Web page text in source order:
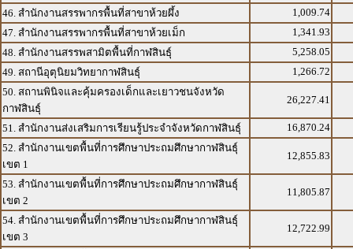
46. สำนักงานสรรพากรพื้นที่สาขาห้วยผึ้ง
1,009.74
47. สำนักงานสรรพากรพื้นที่สาขาห้วยเม็ก
1,341.93
48. สำนักงานสรรพสามิตพื้นที่กาฬสินธุ์
5,258.05
49. สถานีอุตุนิยมวิทยากาฬสินธุ์
1,266.72
50. สถานพินิจและคุ้มครองเด็กและเยาวชนจังหวัด
กาฬสินธุ์
26,227.41
51. สำนักงานส่งเสริมการเรียนรู้ประจำจังหวัดกาฬสินธุ์
16,870.24
52. สำนักงานเขตพื้นที่การศึกษาประถมศึกษากาฬสินธุ์
เขต 1
12,855.83
53. สำนักงานเขตพื้นที่การศึกษาประถมศึกษากาฬสินธุ์
เขต 2
11,805.87
54. สำนักงานเขตพื้นที่การศึกษาประถมศึกษากาฬสินธุ์
เขต 3
12,722.99